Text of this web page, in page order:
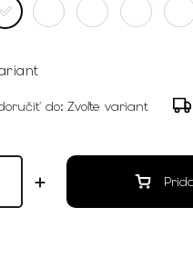
do: Zvoľte variant